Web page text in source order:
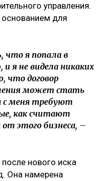
управления.
для
что я попала в
я не видела никаких
что договор
может стать
с меня требуют
как считают
этого бизнеса, –
нового иска
Она намерена